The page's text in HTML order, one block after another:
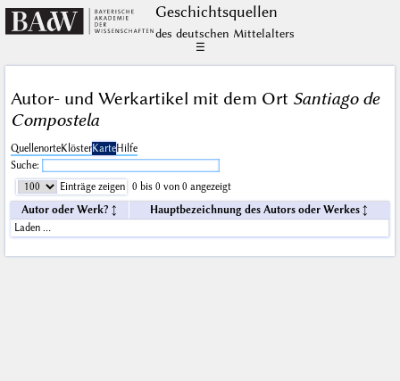
Geschichts­quellen
des deutschen Mittelalters
☰
Autor- und Werkartikel mit dem Ort Santiago de
Compostela
QuellenorteKlösterKarteHilfe
Suche:
Einträge zeigen
0 bis 0 von 0 angezeigt
Autor oder Werk?
Hauptbezeichnung des Autors oder Werkes
Laden …